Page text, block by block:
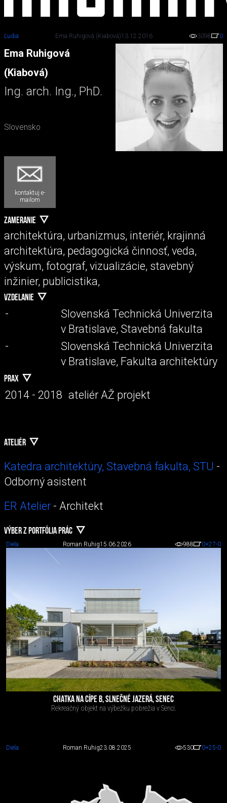
Ľudia Ema Ruhigová (Kiabová)13.12.2016 3098 0
Ema Ruhigová
(Kiabová)
Ing. arch. Ing., PhD.
Slovensko
kontaktuj e-
mailom
ZAMERANIE
architektúra, urbanizmus, interiér, krajinná
architektúra, pedagogická činnosť, veda,
výskum, fotograf, vizualizácie, stavebný
inžinier, publicistika,
VZDELANIE
-
Slovenská Technická Univerzita
v Bratislave, Stavebná fakulta
-
Slovenská Technická Univerzita
v Bratislave, Fakulta architektúry
PRAX
2014 - 2018 ateliér AŽ projekt
ATELIÉR
Katedra architektúry, Stavebná fakulta, STU -
Odborný asistent
ER Atelier - Architekt
VÝBER Z PORTFÓLIA PRÁC
Diela Roman Ruhig15.06.2026 988 0+27-0
CHATKA NA CÍPE B, SLNEČNÉ JAZERÁ, SENEC
Rekreačný objekt na výbežku pobrežia v Senci.
Diela Roman Ruhig23.08.2025 530 0+25-0